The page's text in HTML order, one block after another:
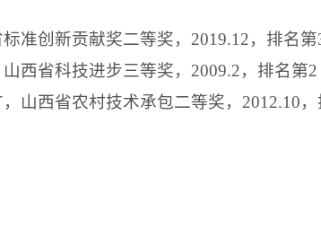
准创新贡献奖二等奖， 2019.12，排名第
西省科技进步三等奖， 2009.2，排名第2
山西省农村技术承包二等奖， 2012.10